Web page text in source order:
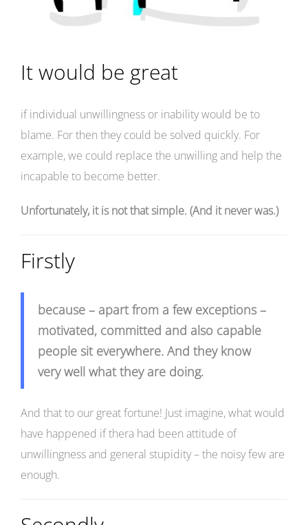
It would be great
if individual unwillingness or inability would be to
blame. For then they could be solved quickly. For
example, we could replace the unwilling and help the
incapable to become better.
Unfortunately, it is not that simple. (And it never was.)
Firstly
because – apart from a few exceptions –
motivated, committed and also capable
people sit everywhere. And they know
very well what they are doing.
And that to our great fortune! Just imagine, what would
have happened if thera had been attitude of
unwillingness and general stupidity – the noisy few are
enough.